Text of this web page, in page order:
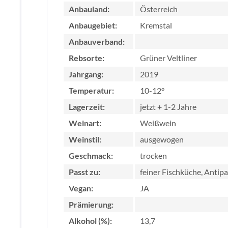
Anbauland:
Österreich
Anbaugebiet:
Kremstal
Anbauverband:
Rebsorte:
Grüner Veltliner
Jahrgang:
2019
Temperatur:
10-12°
Lagerzeit:
jetzt + 1-2 Jahre
Weinart:
Weißwein
Weinstil:
ausgewogen
Geschmack:
trocken
Passt zu:
feiner Fischküche,
Vegan:
JA
Prämierung:
Alkohol (%):
13,7